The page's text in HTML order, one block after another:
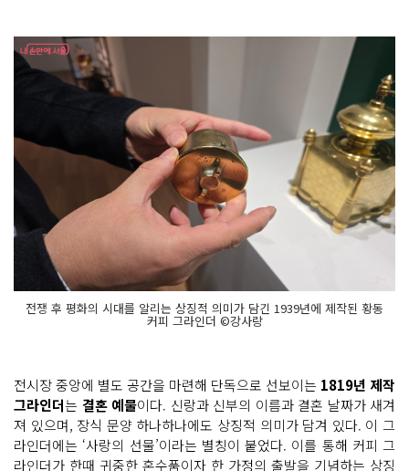
전쟁 후 평화의 시대를 알리는 상징적 의미가 담긴 1939년에 제작된 황동
커피 그라인더 ©강사랑
전시장 중앙에 별도 공간을 마련해 단독으로 선보이는 1819년 제작
그라인더는 결혼 예물이다. 신랑과 신부의 이름과 결혼 날짜가 새겨
져 있으며, 장식 문양 하나하나에도 상징적 의미가 담겨 있다. 이 그
라인더에는 ‘사랑의 선물’이라는 별칭이 붙었다. 이를 통해 커피 그
라인더가 한때 귀중한 혼수품이자 한 가정의 출발을 기념하는 상징